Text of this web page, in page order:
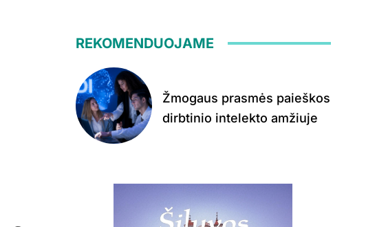
REKOMENDUOJAME
Žmogaus prasmės paieškos
dirbtinio intelekto amžiuje